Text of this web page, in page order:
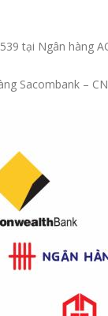
tại Ngân hàng
Sacombank –